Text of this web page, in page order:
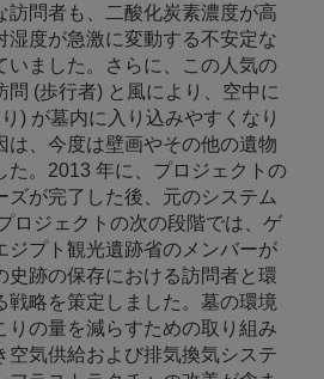
訪問者も、二酸化炭素濃度が高
湿度が急激に変動する不安定な
いました。さらに、この人気の
問 (歩行者) と風により、空中に
) が墓内に入り込みやすくなり
は、今度は壁画やその他の遺物
た。2013 年に、プロジェクトの
ズが完了した後、元のシステム
ロジェクトの次の段階では、ゲ
ジプト観光遺跡省のメンバーが
史跡の保存における訪問者と環
戦略を策定しました。墓の環境
りの量を減らすための取り組み
空気供給および排気換気システ